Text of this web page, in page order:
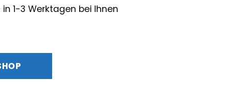
€.
1-3 Werktagen bei Ihnen